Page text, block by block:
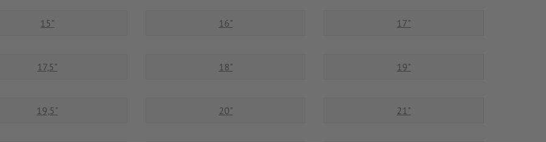
15" 16" 17"
17,5" 18" 19"
19,5" 20" 21"